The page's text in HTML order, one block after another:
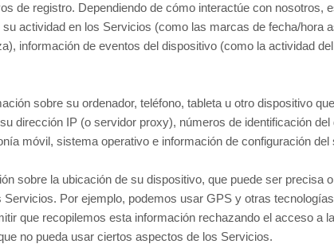
de registro. Dependiendo de cómo interactúe con nosotros,
actividad en los Servicios (como las marcas de fecha/hora
información de eventos del dispositivo (como la actividad
sobre su ordenador, teléfono, tableta u otro dispositivo
dirección IP (o servidor proxy), números de identificación
móvil, sistema operativo e información de configuración del
sobre la ubicación de su dispositivo, que puede ser precisa
Por ejemplo, podemos usar GPS y otras
que recopilemos esta información rechazando el acceso a
no pueda usar ciertos aspectos de los Servicios.